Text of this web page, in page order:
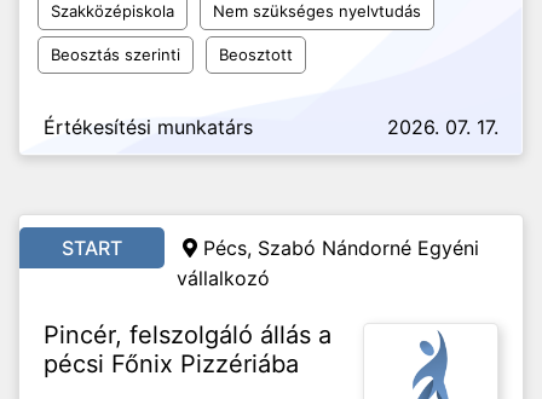
Szakközépiskola Nem szükséges nyelvtudás
Beosztás szerinti Beosztott
Értékesítési munkatárs 2026. 07. 17.
START
Pécs, Szabó Nándorné Egyéni
vállalkozó
Pincér, felszolgáló állás a
pécsi Főnix Pizzériába